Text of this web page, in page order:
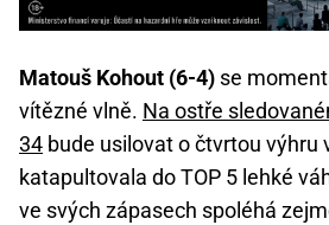
Matouš Kohout (6-4) se
vítězné vlně. Na ostře
34 bude usilovat o čtvrtou výhru
katapultovala do TOP 5 lehké
ve svých zápasech spoléhá